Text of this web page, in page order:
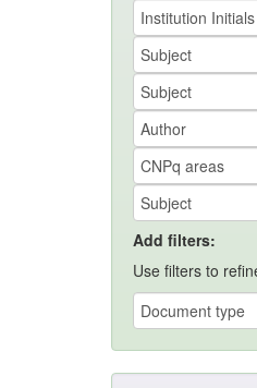
Add filters:
Use filters to